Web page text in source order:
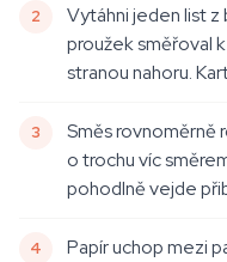
Vytáhni jeden list z
proužek směřoval
stranou nahoru.
Směs rovnoměrně
o trochu víc
pohodlně vejde
Papír uchop mezi